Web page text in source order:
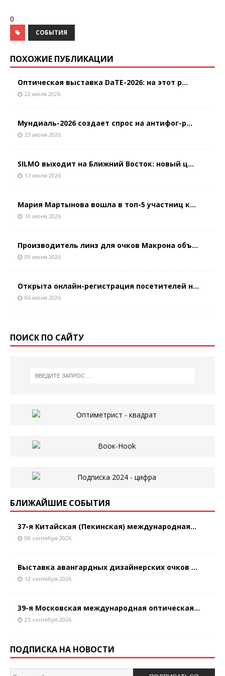
0
СОБЫТИЯ
ПОХОЖИЕ ПУБЛИКАЦИИ
Оптическая выставка DaTE-2026: на этот р...
22 июля 2026
Мундиаль-2026 создает спрос на антифог-р...
23 июня 2026
SILMO выходит на Ближний Восток: новый ц...
17 июня 2026
Мария Мартынова вошла в топ-5 участниц к...
10 июня 2026
Производитель линз для очков Макрона объ...
09 июня 2026
Открыта онлайн-регистрация посетителей н...
06 июня 2026
ПОИСК ПО САЙТУ
БЛИЖАЙШИЕ СОБЫТИЯ
37-я Китайская (Пекинская) международная...
08 сентября 2026
Выставка авангардных дизайнерских очков ...
12 сентября 2026
39-я Московская международная оптическая...
23 сентября 2026
ПОДПИСКА НА НОВОСТИ